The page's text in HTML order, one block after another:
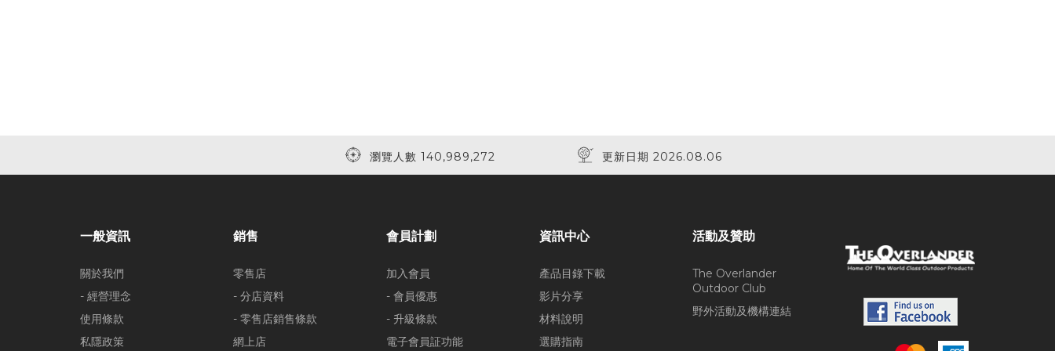
瀏覽人數 140,989,272 更新日期 2026.08.06
一般資訊
關於我們
- 經營理念
使用條款
私隱政策
銷售
零售店
- 分店資料
- 零售店銷售條款
網上店
會員計劃
加入會員
- 會員優惠
- 升級條款
電子會員証功能
資訊中心
產品目錄下載
影片分享
材料說明
選購指南
活動及贊助
The Overlander
Outdoor Club
野外活動及機構連結